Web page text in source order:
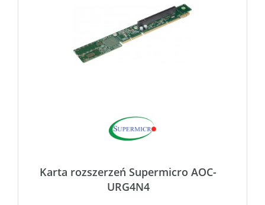
Karta rozszerzeń Supermicro AOC-
URG4N4